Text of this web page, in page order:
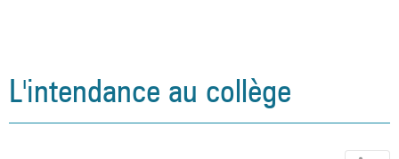
L'intendance au collège